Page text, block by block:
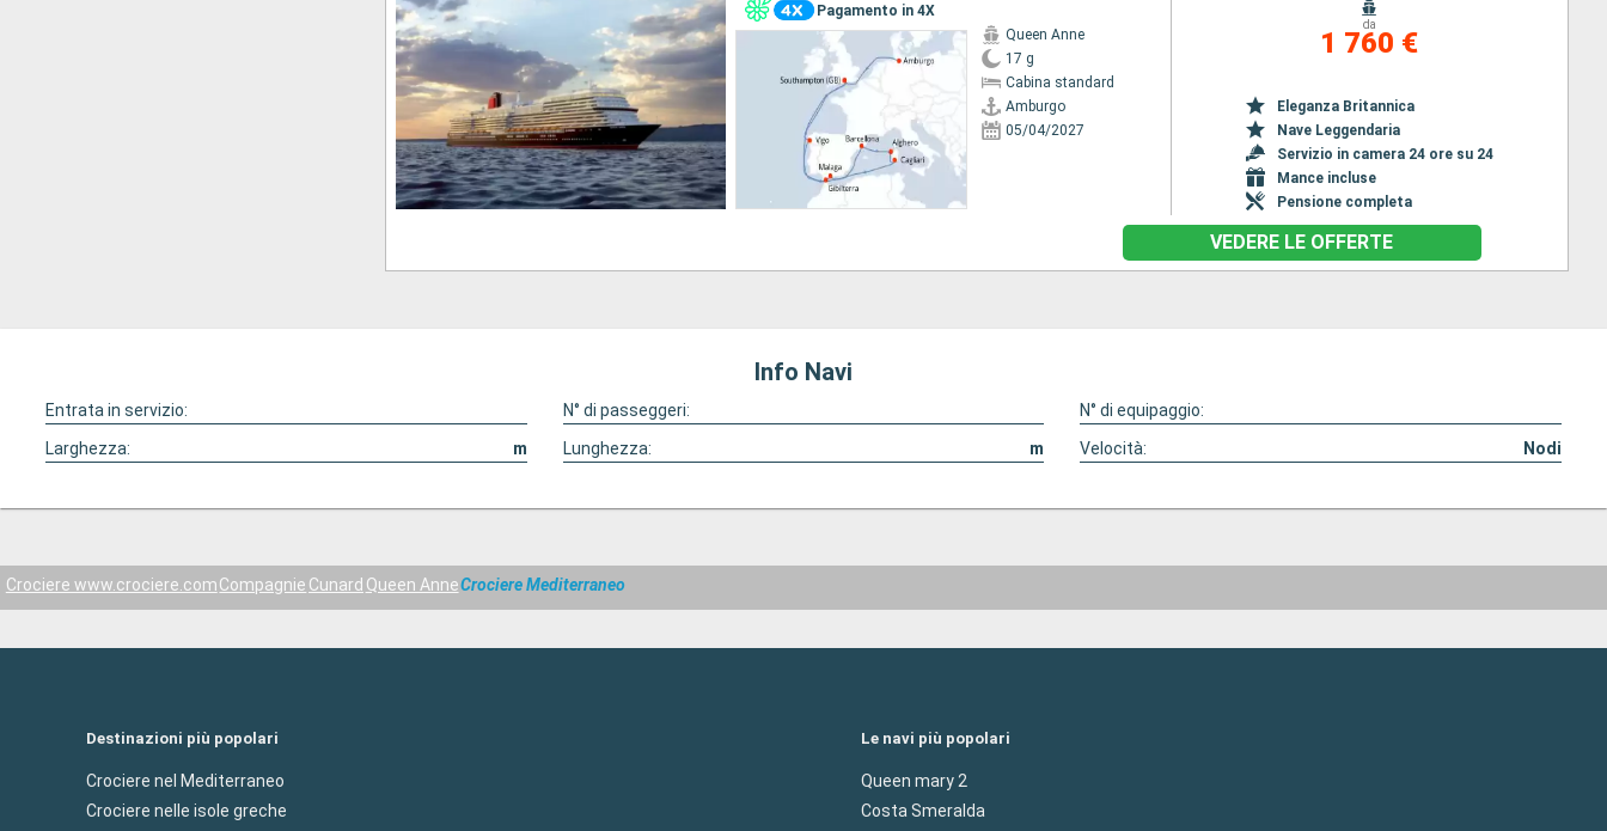
Pagamento in 4X
Queen Anne
17 g
Cabina standard
Amburgo
05/04/2027
da
1 760 €
Eleganza Britannica
Nave Leggendaria
Servizio in camera 24 ore su 24
Mance incluse
Pensione completa
VEDERE LE OFFERTE
Info Navi
Entrata in servizio: N° di passeggeri:
N° di equipaggio:
Larghezza:
m Lunghezza: m Velocità: Nodi
Crociere www.crociere.comCompagnie Cunard Queen AnneCrociere Mediterraneo
Destinazioni più popolari
Crociere nel Mediterraneo
Crociere nelle isole greche
Le navi più popolari
Queen mary 2
Costa Smeralda